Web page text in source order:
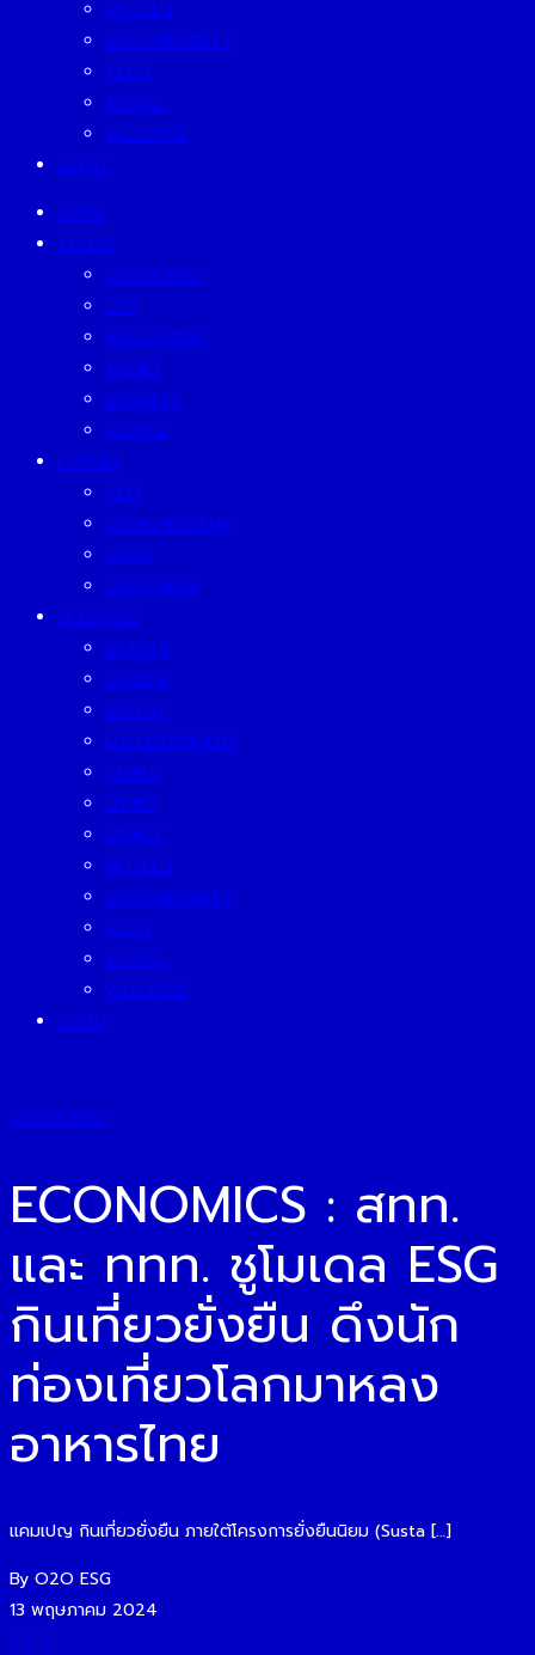
MUTELU
SUSTAINABILITY
TECH
TRAVEL
WELLNESS
EVENT
HOME
TODAY
ECONOMICS
ESG
INVESTMENT
TREND
BUSINESS
PEOPLE
FORUM
CEO
ENTREPRENEUR
GURU
SUSTAINISM
LIFESTYLE
BEAUTY
CAREER
EATERY
ENTERTAINMENT
FAMILY
LIVING
MONEY
MUTELU
SUSTAINABILITY
TECH
TRAVEL
WELLNESS
EVENT
ECONOMICS
ECONOMICS : สทท.
และ ททท. ชูโมเดล ESG
กินเที่ยวยั่งยืน ดึงนัก
ท่องเที่ยวโลกมาหลง
อาหารไทย
แคมเปญ กินเที่ยวยั่งยืน ภายใต้โครงการยั่งยืนนิยม (Susta […]
By O2O ESG
13 พฤษภาคม 2024